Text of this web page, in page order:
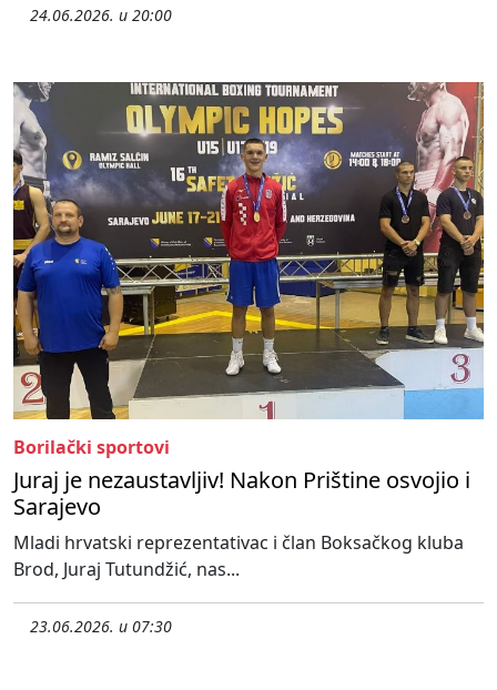
24.06.2026. u 20:00
Borilački sportovi
Juraj je nezaustavljiv! Nakon Prištine osvojio i
Sarajevo
Mladi hrvatski reprezentativac i član Boksačkog kluba
Brod, Juraj Tutundžić, nas...
23.06.2026. u 07:30